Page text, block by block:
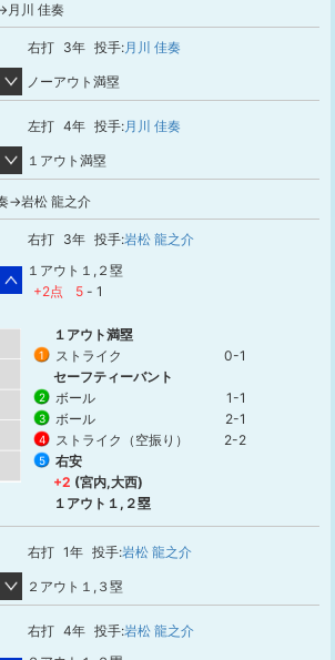
月川 佳奏
右打 3年 投手:月川 佳奏
ノーアウト満塁
左打 4年 投手:月川 佳奏
１アウト満塁
→岩松 龍之介
右打 3年 投手:岩松 龍之介
１アウト１,２塁
+2点
5 - 1
１アウト満塁
1 ストライク
0-1
セーフティーバント
2 ボール 1-1
3 ボール 2-1
4 ストライク（空振り） 2-2
5
右安
+2 (宮内,大西)
１アウト１,２塁
右打 1年 投手:岩松 龍之介
２アウト１,３塁
右打 4年 投手:岩松 龍之介